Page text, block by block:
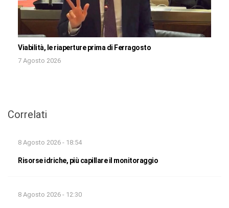
Viabilità, le riaperture prima di Ferragosto
7 Agosto 2026
Correlati
8 Agosto 2026 - 18:54
Risorse idriche, più capillare il monitoraggio
8 Agosto 2026 - 12:30